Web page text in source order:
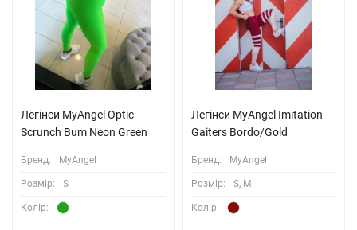
Легінси MyAngel Optic
Scrunch Bum Neon Green
Бренд: MyAngel
Розмiр: S
Колiр:
Легінси MyAngel Imitation
Gaiters Bordo/Gold
Бренд: MyAngel
Розмiр: S, M
Колiр: